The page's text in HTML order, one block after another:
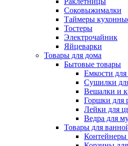
Соковыжималки
Таймеры
Тостеры
Электрочайник
Яйцеварки
Товары для дома
Бытовые товары
Емкости для
Сушилки
Вешалки и
Горшки для
Лейки для
Ведра для
Товары для
Контейнеры